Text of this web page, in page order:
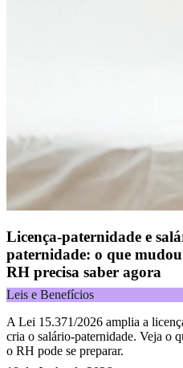
Licença-paternidade e
paternidade: o que mudou
RH precisa saber agora
Leis e Benefícios
A Lei 15.371/2026 amplia a
cria o salário-paternidade. Veja o
o RH pode se preparar.